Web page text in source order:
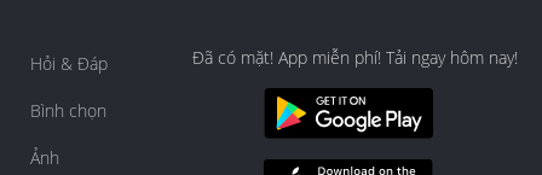
Hỏi & Đáp
Bình chọn
Ảnh
Đã có mặt! App miễn phí! Tải ngay hôm nay!